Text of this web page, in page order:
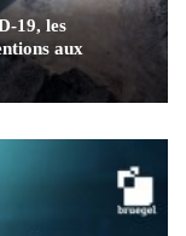
19, les
aux